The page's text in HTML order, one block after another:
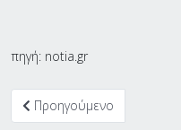
πηγή: notia.gr
Προηγούμενο άρθρο: Ώρα
Προηγούμενο